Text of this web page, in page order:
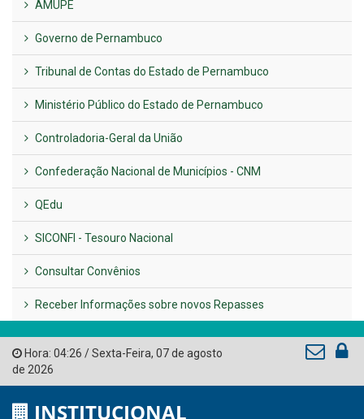
UTILIDADE PÚBLICA
Previous
LINKS ÚTEIS
AMUPE
Governo de Pernambuco
Tribunal de Contas do Estado de Pernambuco
Ministério Público do Estado de Pernambuco
Controladoria-Geral da União